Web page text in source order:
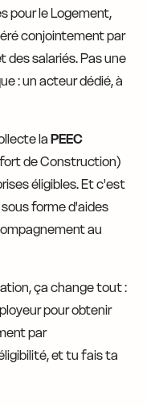
pour le Logement,
conjointement par
des salariés. Pas une
: un acteur dédié, à
la PEEC
de Construction)
éligibles. Et c'est
forme d'aides
au
ça change tout :
pour obtenir
par
et tu fais ta